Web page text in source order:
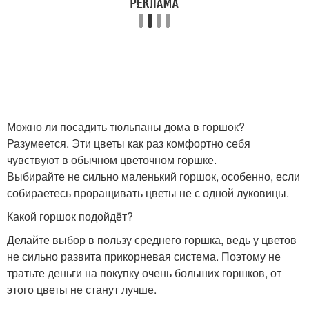
Можно ли посадить тюльпаны дома в горшок?
Разумеется. Эти цветы как раз комфортно себя
чувствуют в обычном цветочном горшке.
Выбирайте не сильно маленький горшок, особенно, если
собираетесь проращивать цветы не с одной луковицы.
Какой горшок подойдёт?
Делайте выбор в пользу среднего горшка, ведь у цветов
не сильно развита прикорневая система. Поэтому не
тратьте деньги на покупку очень больших горшков, от
этого цветы не станут лучше.